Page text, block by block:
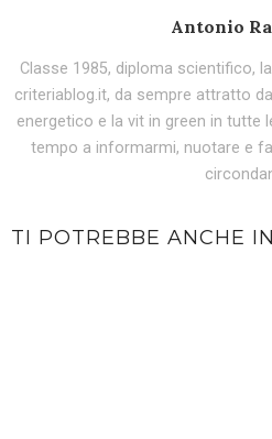
Antonio
Classe 1985, diploma scientifico,
criteriablog.it, da sempre attratto
energetico e la vit in green in tutte
tempo a informarmi, nuotare e
TI POTREBBE ANCHE